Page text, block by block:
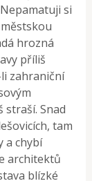
si
hrozná
příliš
zahraniční
straší. Snad
tam
a chybí
architektů
blízké